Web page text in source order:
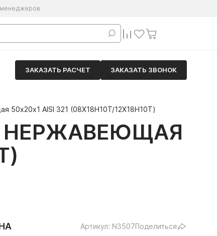
менеджеров
ЗАКАЗАТЬ РАСЧЕТ ЗАКАЗАТЬ ЗВОНОК
50х20х1 AISI 321 (08Х18Н10Т/12Х18Н10Т)
НЕРЖАВЕЮЩАЯ
Артикул: N3507Поделиться